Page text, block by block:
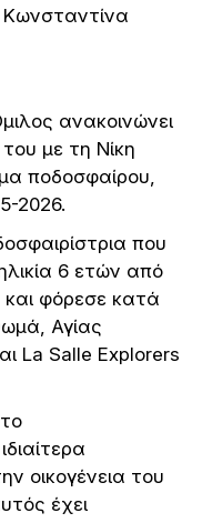
Κωνσταντίνα
ανακοινώνει
με τη Νίκη
ποδοσφαίρου,
2026.
που
6 ετών από
φόρεσε κατά
Αγίας
La Salle Explorers
οικογένεια του
έχει